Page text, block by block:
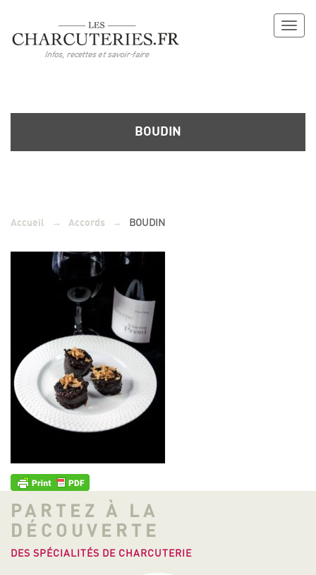
BOUDIN
Accueil → Accords → BOUDIN
PARTEZ À LA
DÉCOUVERTE
DES SPÉCIALITÉS DE CHARCUTERIE